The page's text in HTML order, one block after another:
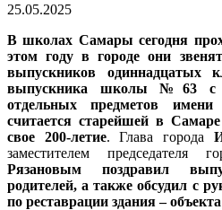
25.05.2025
В школах Самары сегодня
этом году в городе они
выпускников одиннадцатых
выпускника школы №63 с
отдельных предметов
считается старейшей в
свое 200-летие. Глава города
заместителем председателя
Рязановым
поздравил
родителей, а также обсудил с
по реставрации здания –